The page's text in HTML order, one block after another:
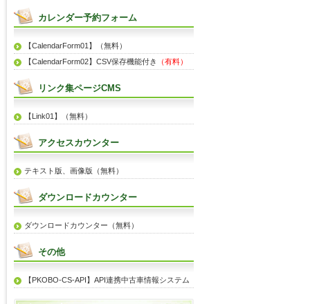
カレンダー予約フォーム
【CalendarForm01】（無料）
【CalendarForm02】CSV保存機能付き
（有料）
リンク集ページCMS
【Link01】（無料）
アクセスカウンター
テキスト版、画像版（無料）
ダウンロードカウンター
ダウンロードカウンター（無料）
その他
【PKOBO-CS-API】API連携中古車情報システム